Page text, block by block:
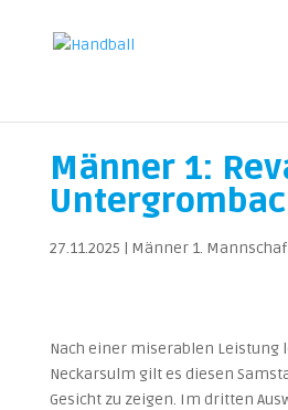
Männer 1:
27.11.2025 | Männer 1.
Nach einer miserablen Leistung
Neckarsulm gilt es diesen
Gesicht zu zeigen. Im dritten